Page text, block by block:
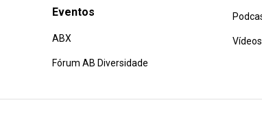
Eventos
ABX
Fórum AB Diversidade
Vídeos